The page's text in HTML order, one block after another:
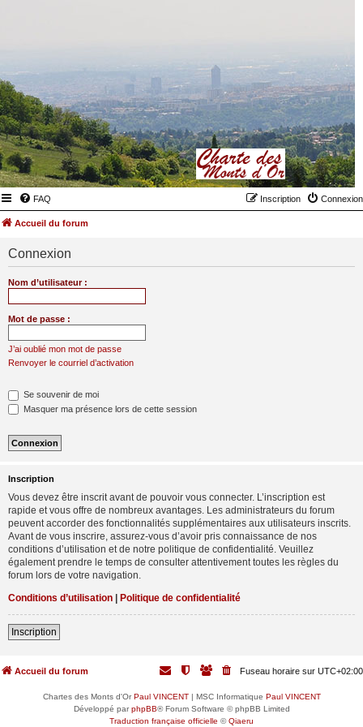
FAQ Connexion
Inscription
Accueil du forum
Connexion
Nom d’utilisateur :
Mot de passe :
J’ai oublié mon mot de passe
Renvoyer le courriel d’activation
Se souvenir de moi
Masquer ma présence lors de cette session
Inscription
Vous devez être inscrit avant de pouvoir vous connecter. L’inscription est
rapide et vous offre de nombreux avantages. Les administrateurs du forum
peuvent accorder des fonctionnalités supplémentaires aux utilisateurs inscrits.
Avant de vous inscrire, assurez-vous d’avoir pris connaissance de nos
conditions d’utilisation et de notre politique de confidentialité. Veuillez
également prendre le temps de consulter attentivement toutes les règles du
forum lors de votre navigation.
Conditions d’utilisation | Politique de confidentialité
Inscription
Accueil du forum Fuseau horaire sur UTC+02:00
Chartes des Monts d'OrPaul VINCENT| MSC Informatique Paul VINCENT
Développé parphpBB® Forum Software © phpBB Limited
Traduction française officielle ©Qiaeru